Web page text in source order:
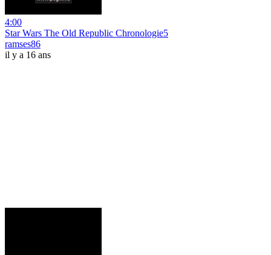
4:00
Star Wars The Old Republic Chronologie5
ramses86
il y a 16 ans